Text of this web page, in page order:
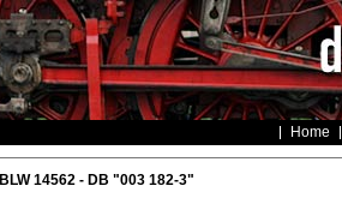
Home
BLW 14562 - DB "003 182-3"